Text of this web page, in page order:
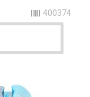
400374